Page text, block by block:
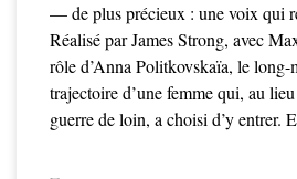
— de plus précieux : une voix qui
Réalisé par James Strong, avec
rôle d’Anna Politkovskaïa, le long-
trajectoire d’une femme qui, au lieu
guerre de loin, a choisi d’y entrer.